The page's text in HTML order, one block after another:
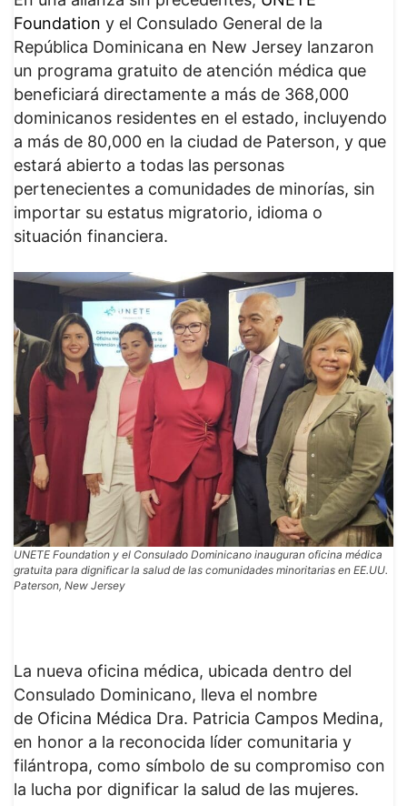
Foundation y el Consulado General de la
República Dominicana en New Jersey lanzaron
un programa gratuito de atención médica que
beneficiará directamente a más de 368,000
dominicanos residentes en el estado, incluyendo
a más de 80,000 en la ciudad de Paterson, y que
estará abierto a todas las personas
pertenecientes a comunidades de minorías, sin
importar su estatus migratorio, idioma o
situación financiera.
UNETE Foundation y el Consulado Dominicano inauguran oficina médica
gratuita para dignificar la salud de las comunidades minoritarias en EE.UU.
Paterson, New Jersey
La nueva oficina médica, ubicada dentro del
Consulado Dominicano, lleva el nombre
de Oficina Médica Dra. Patricia Campos Medina,
en honor a la reconocida líder comunitaria y
filántropa, como símbolo de su compromiso con
la lucha por dignificar la salud de las mujeres.